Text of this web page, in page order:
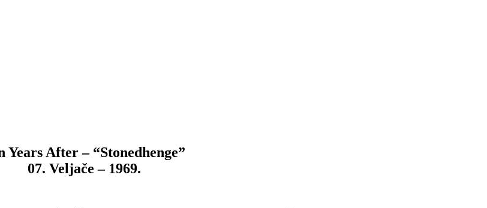
Years After – “Stonedhenge”
07. Veljače – 1969.